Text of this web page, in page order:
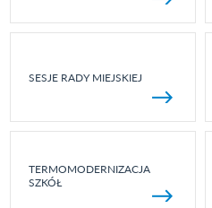
SESJE RADY MIEJSKIEJ
TERMOMODERNIZACJA
SZKÓŁ